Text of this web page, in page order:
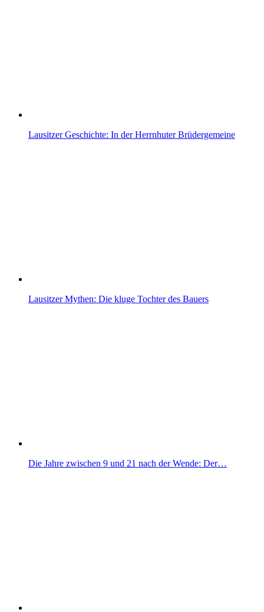
Lausitzer Geschichte: In der Herrnhuter Brüdergemeine
Lausitzer Mythen: Die kluge Tochter des Bauers
Die Jahre zwischen 9 und 21 nach der Wende: Der…